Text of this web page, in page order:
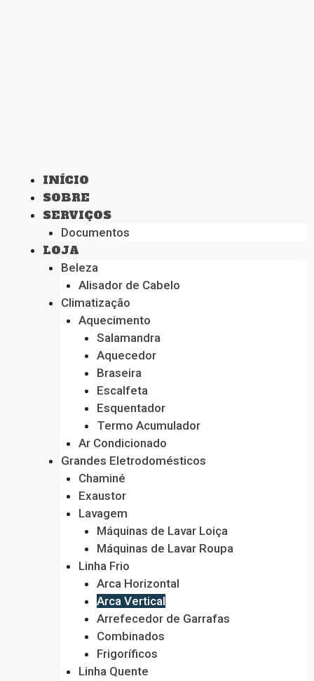
INÍCIO
SOBRE
SERVIÇOS
Documentos
LOJA
Beleza
Alisador de Cabelo
Climatização
Aquecimento
Salamandra
Aquecedor
Braseira
Escalfeta
Esquentador
Termo Acumulador
Ar Condicionado
Grandes Eletrodomésticos
Chaminé
Exaustor
Lavagem
Máquinas de Lavar Loiça
Máquinas de Lavar Roupa
Linha Frio
Arca Horizontal
Arca Vertical
Arrefecedor de Garrafas
Combinados
Frigoríficos
Linha Quente